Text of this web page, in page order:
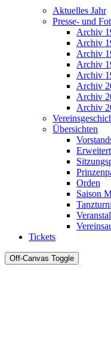
Aktuelles Jahr
Presse- und
Archiv
Archiv
Archiv
Archiv
Archiv
Archiv
Archiv
Archiv
Übersichten
Orden
Saison
Tickets
Off-Canvas Toggle